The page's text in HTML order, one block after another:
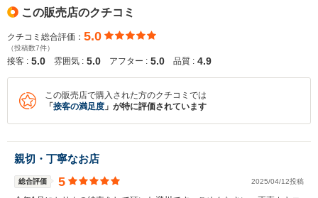
この販売店のクチコミ
クチコミ総合評価： 5.0
（投稿数7件）
接客 : 5.0 雰囲気 : 5.0 アフター : 5.0 品質 : 4.9
この販売店で購入された方のクチコミでは
「 接客の満足度 」が特に評価されています
親切・丁寧なお店
総合評価 5 2025/04/12投稿